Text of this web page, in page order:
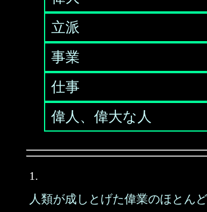
立派
事業
仕事
偉人、偉大な人
1.
人類が成しとげた偉業のほとんど